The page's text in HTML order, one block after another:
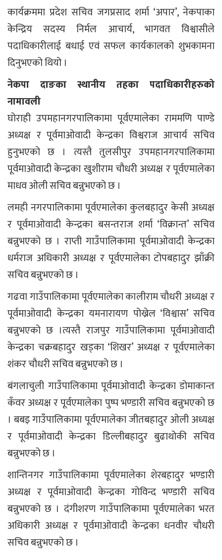
कार्यक्रममा प्रदेश सचिव जगप्रसाद शर्मा ‘अपार’, नेकपाका
केन्द्रिय सदस्य निर्मल आचार्य, भागवत विश्वासीले
पदाधिकारीलाई बधाई एवं सफल कार्यकालको शुभकामना
दिनुभएको थियो ।
नेकपा दाङका स्थानीय तहका पदाधिकारीहरुको
नामावली
घोराही उपमहानगरपालिकामा पूर्वएमालेका राममणि पाण्डे
अध्यक्ष र पूर्वमाओवादी केन्द्रका विश्वराज आचार्य सचिव
हुनुभएको छ । त्यस्तै तुलसीपुर उपमहानगरपालिकामा
पूर्वमाओवादी केन्द्रका खुशीराम चौधरी अध्यक्ष र पूर्वएमालेका
माधव ओली सचिव बन्नुभएको छ ।
लमही नगरपालिकामा पूर्वएमालेका कुलबहादुर केसी अध्यक्ष
र पूर्वमाओवादी केन्द्रका बसन्तराज शर्मा ‘विक्रान्त’ सचिव
बन्नुभएको छ । राप्ती गाउँपालिकामा पूर्वमाओवादी केन्द्रका
धर्मराज अधिकारी अध्यक्ष र पूर्वएमालेका टोपबहादुर झाँक्री
सचिव बन्नुभएको छ ।
गढवा गाउँपालिकामा पूर्वएमालेका कालीराम चौधरी अध्यक्ष र
पूर्वमाओवादी केन्द्रका यमनारायण पोख्रेल ‘विश्वास’ सचिव
बन्नुभएको छ ।त्यस्तै राजपुर गाउँपालिकामा पूर्वमाओवादी
केन्द्रका चक्रबहादुर खड्का ‘शिखर’ अध्यक्ष र पूर्वएमालेका
शंकर चौधरी सचिव बन्नुभएको छ ।
बंगलाचुली गाउँपालिकामा पूर्वमाओवादी केन्द्रका डोमाकान्त
कँवर अध्यक्ष र पूर्वएमालेका पुष्प भण्डारी सचिव बन्नुभएको छ
। बबइ गाउँपालिकामा पूर्वएमालेका जीतबहादुर ओली अध्यक्ष
र पूर्वमाओवादी केन्द्रका डिल्लीबहादुर बुढाथोकी सचिव
बन्नुभएको छ ।
शान्तिनगर गाउँपालिकामा पूर्वएमालेका शेरबहादुर भण्डारी
अध्यक्ष र पूर्वमाओवादी केन्द्रका गोविन्द भण्डारी सचिव
बन्नुभएको छ । दंगीशरण गाउँपालिकामा पूर्वएमालेका भरत
अधिकारी अध्यक्ष र पूर्वमाओवादी केन्द्रका धनवीर चौधरी
सचिव बन्नुभएको छ ।